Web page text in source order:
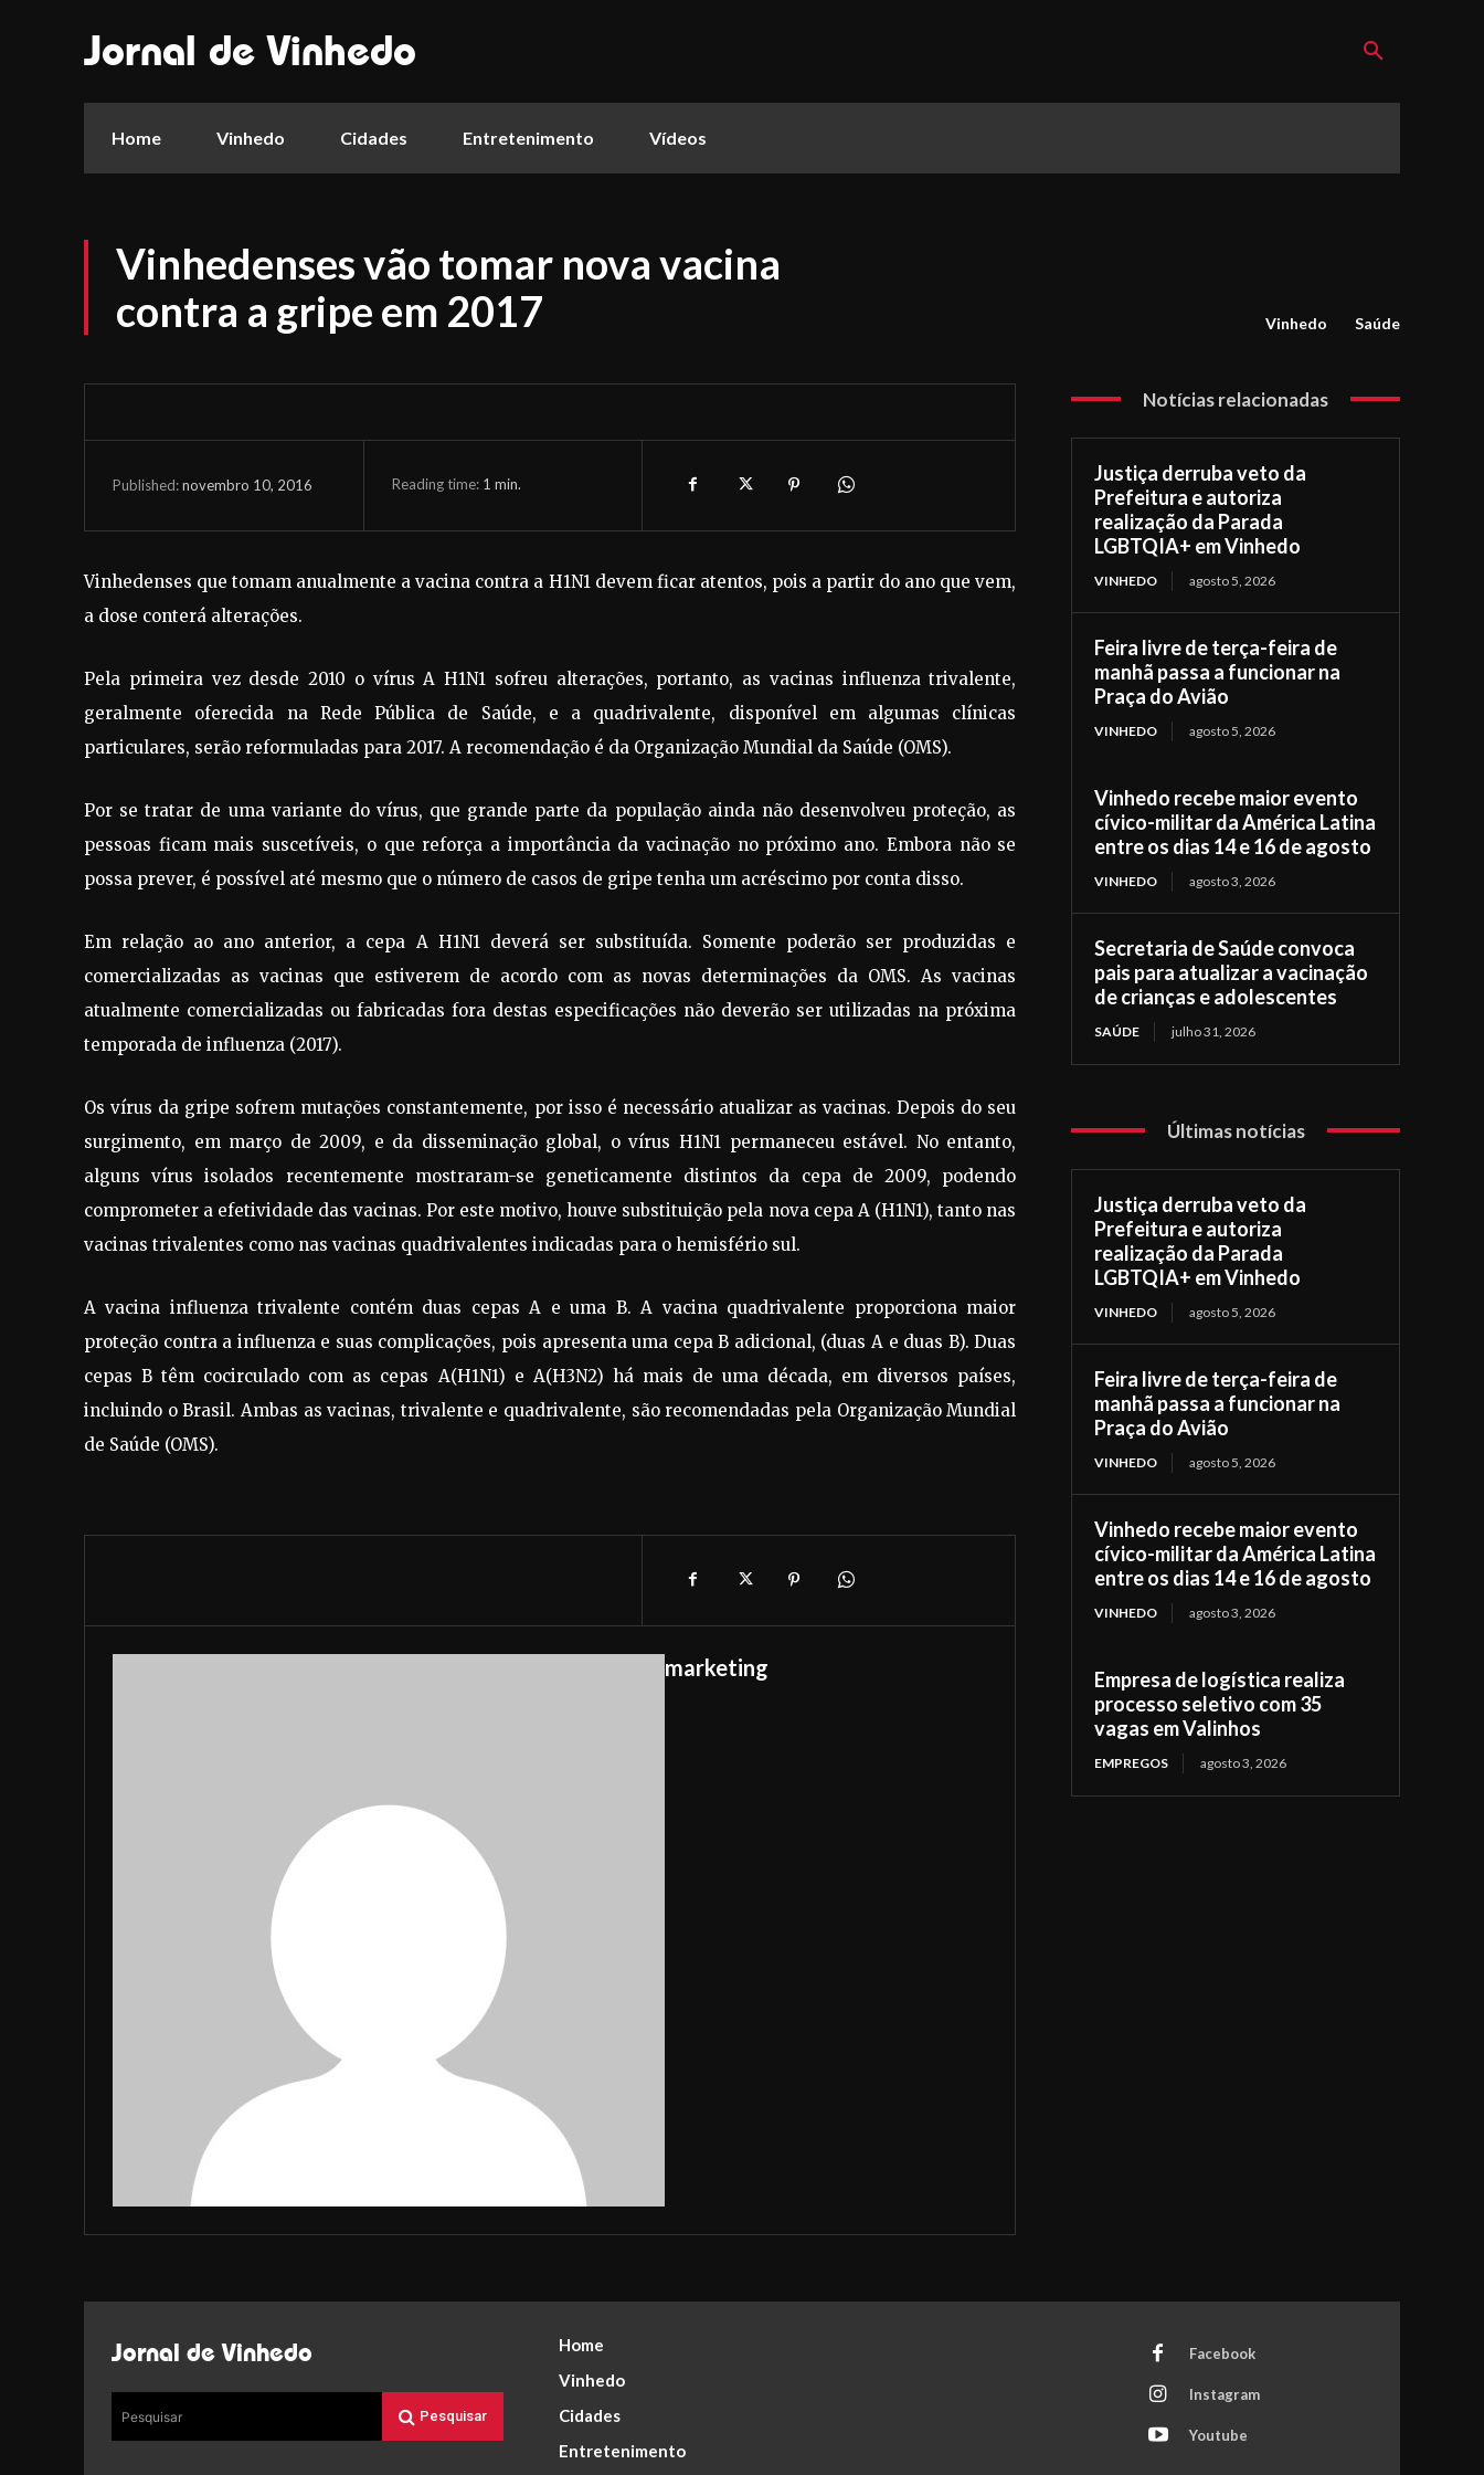
Jornal de Vinhedo
Home Vinhedo Cidades Entretenimento Vídeos
Vinhedenses vão tomar nova vacina
contra a gripe em 2017
Vinhedo Saúde
Published:novembro 10, 2016 Reading time: 1 min.
Vinhedenses que tomam anualmente a vacina contra a H1N1 devem ficar atentos, pois a partir do ano que vem,
a dose conterá alterações.
Pela primeira vez desde 2010 o vírus A H1N1 sofreu alterações, portanto, as vacinas influenza trivalente,
geralmente oferecida na Rede Pública de Saúde, e a quadrivalente, disponível em algumas clínicas
particulares, serão reformuladas para 2017. A recomendação é da Organização Mundial da Saúde (OMS).
Por se tratar de uma variante do vírus, que grande parte da população ainda não desenvolveu proteção, as
pessoas ficam mais suscetíveis, o que reforça a importância da vacinação no próximo ano. Embora não se
possa prever, é possível até mesmo que o número de casos de gripe tenha um acréscimo por conta disso.
Em relação ao ano anterior, a cepa A H1N1 deverá ser substituída. Somente poderão ser produzidas e
comercializadas as vacinas que estiverem de acordo com as novas determinações da OMS. As vacinas
atualmente comercializadas ou fabricadas fora destas especificações não deverão ser utilizadas na próxima
temporada de influenza (2017).
Os vírus da gripe sofrem mutações constantemente, por isso é necessário atualizar as vacinas. Depois do seu
surgimento, em março de 2009, e da disseminação global, o vírus H1N1 permaneceu estável. No entanto,
alguns vírus isolados recentemente mostraram-se geneticamente distintos da cepa de 2009, podendo
comprometer a efetividade das vacinas. Por este motivo, houve substituição pela nova cepa A (H1N1), tanto nas
vacinas trivalentes como nas vacinas quadrivalentes indicadas para o hemisfério sul.
A vacina influenza trivalente contém duas cepas A e uma B. A vacina quadrivalente proporciona maior
proteção contra a influenza e suas complicações, pois apresenta uma cepa B adicional, (duas A e duas B). Duas
cepas B têm cocirculado com as cepas A(H1N1) e A(H3N2) há mais de uma década, em diversos países,
incluindo o Brasil. Ambas as vacinas, trivalente e quadrivalente, são recomendadas pela Organização Mundial
de Saúde (OMS).
marketing
Notícias relacionadas
Justiça derruba veto da
Prefeitura e autoriza
realização da Parada
LGBTQIA+ em Vinhedo
VINHEDO agosto 5, 2026
Feira livre de terça-feira de
manhã passa a funcionar na
Praça do Avião
VINHEDO agosto 5, 2026
Vinhedo recebe maior evento
cívico-militar da América Latina
entre os dias 14 e 16 de agosto
VINHEDO agosto 3, 2026
Secretaria de Saúde convoca
pais para atualizar a vacinação
de crianças e adolescentes
SAÚDE julho 31, 2026
Últimas notícias
Justiça derruba veto da
Prefeitura e autoriza
realização da Parada
LGBTQIA+ em Vinhedo
VINHEDO agosto 5, 2026
Feira livre de terça-feira de
manhã passa a funcionar na
Praça do Avião
VINHEDO agosto 5, 2026
Vinhedo recebe maior evento
cívico-militar da América Latina
entre os dias 14 e 16 de agosto
VINHEDO agosto 3, 2026
Empresa de logística realiza
processo seletivo com 35
vagas em Valinhos
EMPREGOS agosto 3, 2026
Jornal de Vinhedo
Pesquisar Pesquisar
Home
Vinhedo
Cidades
Entretenimento
Facebook
Instagram
Youtube